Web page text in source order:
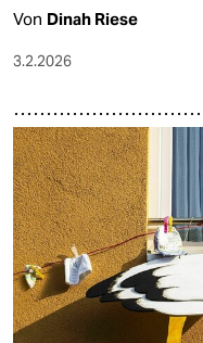
Von Dinah Riese
3.2.2026